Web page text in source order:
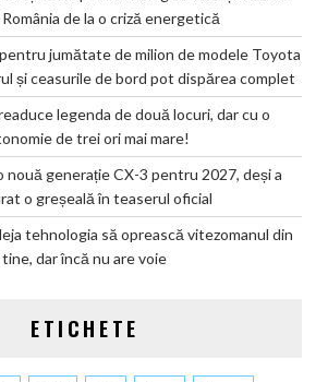
de la o criză energetică
jumătate de milion de modele Toyota
și ceasurile de bord pot dispărea complet
legenda de două locuri, dar cu o
de trei ori mai mare!
nouă generație CX-3 pentru 2027, deși a
o greșeală în teaserul oficial
tehnologia să oprească vitezomanul din
tine, dar încă nu are voie
ETICHETE